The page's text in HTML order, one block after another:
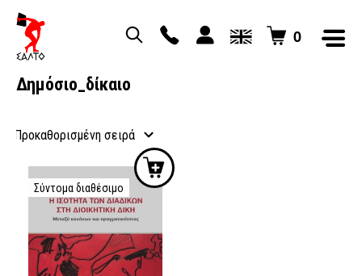
0
Δημόσιο_δίκαιο
Σύντομα διαθέσιμο